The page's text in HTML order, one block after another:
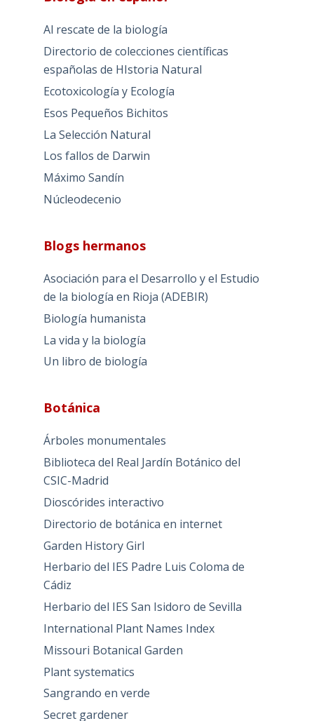
Al rescate de la biología
Directorio de colecciones científicas
españolas de HIstoria Natural
Ecotoxicología y Ecología
Esos Pequeños Bichitos
La Selección Natural
Los fallos de Darwin
Máximo Sandín
Núcleodecenio
Blogs hermanos
Asociación para el Desarrollo y el Estudio
de la biología en Rioja (ADEBIR)
Biología humanista
La vida y la biología
Un libro de biología
Botánica
Árboles monumentales
Biblioteca del Real Jardín Botánico del
CSIC-Madrid
Dioscórides interactivo
Directorio de botánica en internet
Garden History Girl
Herbario del IES Padre Luis Coloma de
Cádiz
Herbario del IES San Isidoro de Sevilla
International Plant Names Index
Missouri Botanical Garden
Plant systematics
Sangrando en verde
Secret gardener